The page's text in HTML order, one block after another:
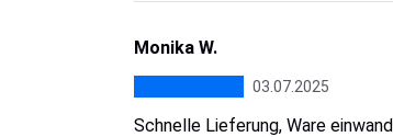
Monika W.
03.07.2025
Schnelle Lieferung, Ware